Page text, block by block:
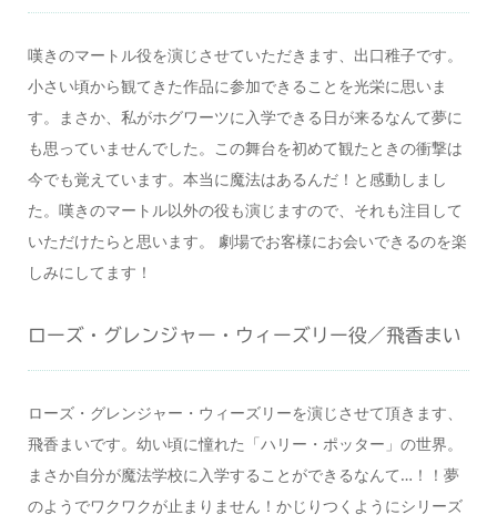
嘆きのマートル役を演じさせていただきます、出口稚子です。
小さい頃から観てきた作品に参加できることを光栄に思いま
す。まさか、私がホグワーツに入学できる日が来るなんて夢に
も思っていませんでした。この舞台を初めて観たときの衝撃は
今でも覚えています。本当に魔法はあるんだ！と感動しまし
た。嘆きのマートル以外の役も演じますので、それも注目して
いただけたらと思います。 劇場でお客様にお会いできるのを楽
しみにしてます！
ローズ・グレンジャー・ウィーズリー役／飛香まい
ローズ・グレンジャー・ウィーズリーを演じさせて頂きます、
飛香まいです。幼い頃に憧れた「ハリー・ポッター」の世界。
まさか自分が魔法学校に入学することができるなんて…！！夢
のようでワクワクが止まりません！かじりつくようにシリーズ